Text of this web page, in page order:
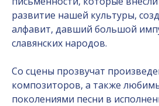
развитие нашей культуры,
алфавит, давший большой
славянских народов.
Со сцены прозвучат
композиторов, а также
поколениями песни в